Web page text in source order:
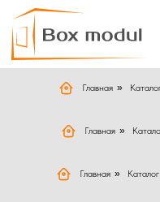
Главная »
Главная »
Главная » Каталог